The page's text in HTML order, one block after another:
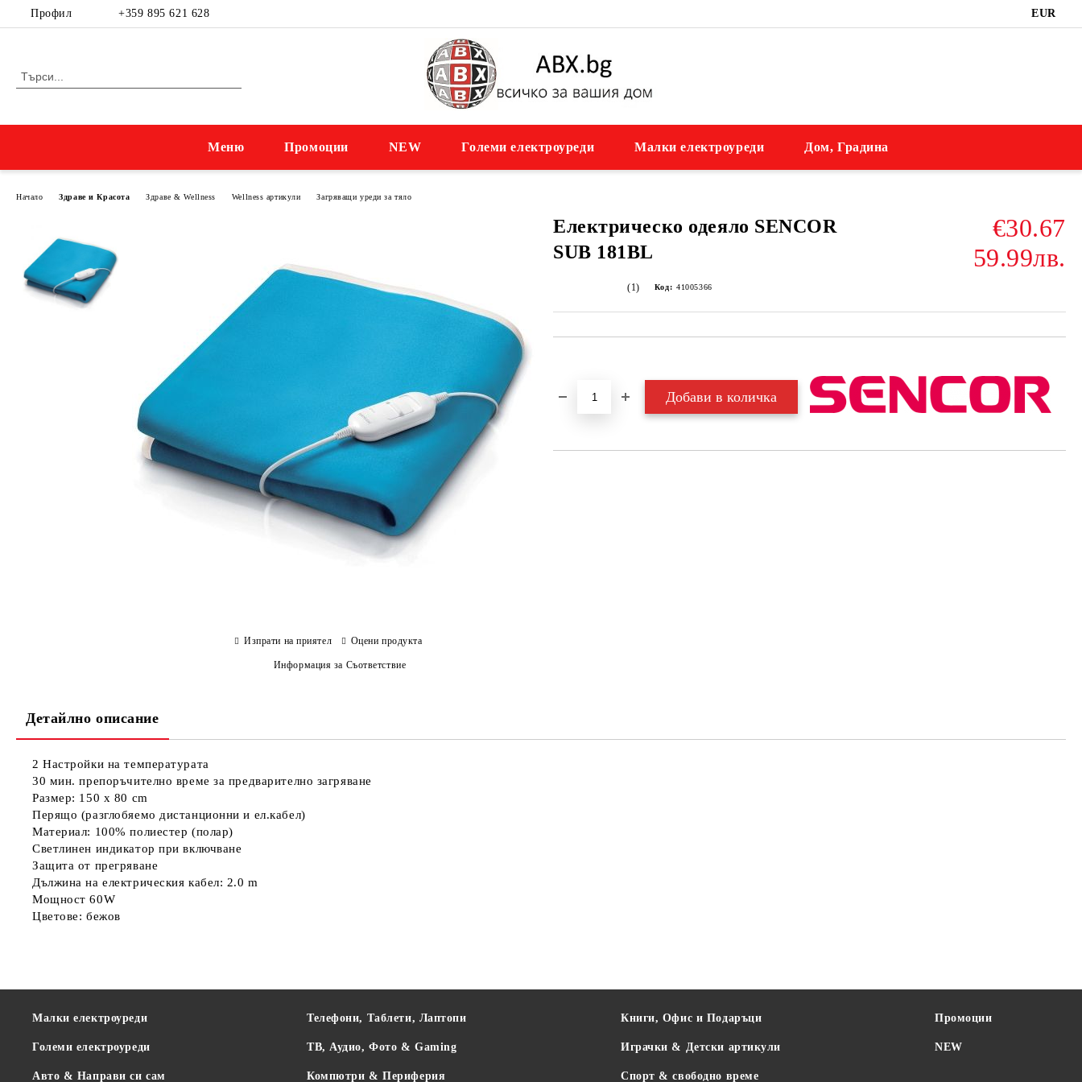
Профил +359 895 621 628 EUR
Меню Промоции NEW Големи електроуреди Малки електроуреди Дом, Градина
Начало Здраве и Красота Здраве & Wellness Wellness артикули Загряващи уреди за тяло
Електрическо одеяло SENCOR
SUB 181BL
€30.67
59.99лв.
(1) Код: 41005366
Изпрати на приятел Оцени продукта
Информация за Съответствие
Детайлно описание
2 Настройки на температурата
30 мин. препоръчително време за предварително загряване
Размер: 150 x 80 cm
Перящо (разглобяемо дистанционни и ел.кабел)
Материал: 100% полиестер (полар)
Светлинен индикатор при включване
Защита от прегряване
Дължина на електрическия кабел: 2.0 m
Мощност 60W
Цветове: бежов
Малки електроуреди
Големи електроуреди
Авто & Направи си сам
Телефони, Таблети, Лаптопи
ТВ, Аудио, Фото & Gaming
Компютри & Периферия
Книги, Офис и Подаръци
Играчки & Детски артикули
Спорт & свободно време
Промоции
NEW